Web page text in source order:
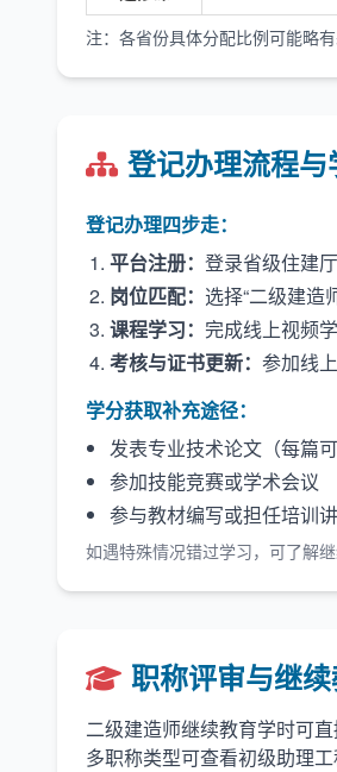
注：各省份具体分配比例可能略
登记办理流程
登记办理四步走：
平台注册： 登录省级住建
岗位匹配： 选择“二级建造
课程学习： 完成线上视频
考核与证书更新： 参加线
学分获取补充途径：
发表专业技术论文（每篇可
参加技能竞赛或学术会议
参与教材编写或担任培训
如遇特殊情况错过学习，可了解
职称评审与继
二级建造师继续教育学时可
多职称类型可查看初级助理